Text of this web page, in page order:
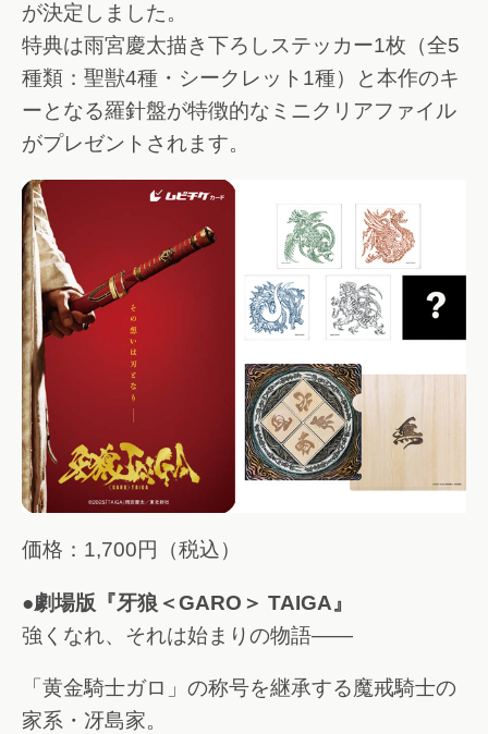
が決定しました。
特典は雨宮慶太描き下ろしステッカー1枚（全5
種類：聖獣4種・シークレット1種）と本作のキ
ーとなる羅針盤が特徴的なミニクリアファイル
がプレゼントされます。
価格：1,700円（税込）
●劇場版『牙狼＜GARO＞ TAIGA』
強くなれ、それは始まりの物語――
「黄金騎士ガロ」の称号を継承する魔戒騎士の
家系・冴島家。